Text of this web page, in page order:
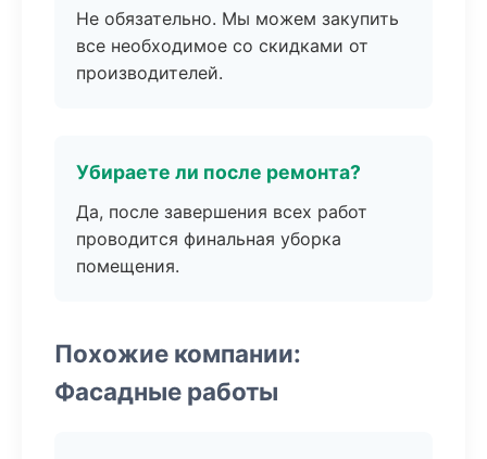
Не обязательно. Мы можем закупить
все необходимое со скидками от
производителей.
Убираете ли после ремонта?
Да, после завершения всех работ
проводится финальная уборка
помещения.
Похожие компании:
Фасадные работы